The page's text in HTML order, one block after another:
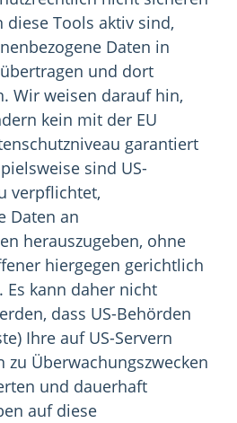
diese Tools aktiv sind,
Daten in
und dort
Wir weisen darauf hin,
kein mit der EU
garantiert
sind US-
verpflichtet,
Daten an
herauszugeben, ohne
hiergegen gerichtlich
kann daher nicht
dass US-Behörden
Ihre auf US-Servern
Überwachungszwecken
und dauerhaft
auf diese